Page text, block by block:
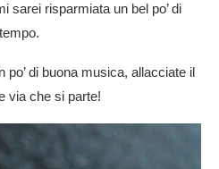
sarei risparmiata un bel po’ di
tempo.
di buona musica, allacciate il
via che si parte!